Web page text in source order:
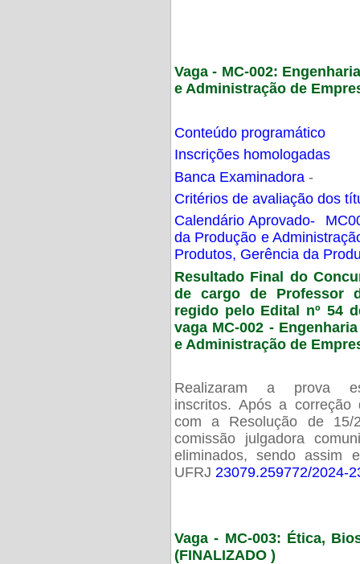
Vaga - MC-002:
e Administração de
Conteúdo programático
Inscrições homologadas
Banca Examinadora -
Critérios de avaliação dos
Calendário Aprovado-
da Produção e
Produtos, Gerência da
Resultado Final do
de cargo de Professor
regido pelo Edital nº 54
vaga MC-002 -
e Administração de
Realizaram a prova
inscritos. Após a
com a Resolução de 15/
comissão julgadora
eliminados, sendo assim
UFRJ 23079.259772/2024-
Vaga - MC-003: Ética,
(FINALIZADO )